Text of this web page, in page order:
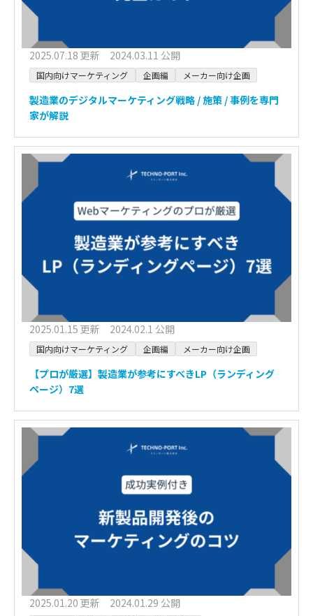
2025.07.18 更新 2024.03.11 公開
国内向けマーケティング 企画編 メーカー向け企画
製造業のデジタルマーケティング戦略 / 施策 / 事例を専門
家が解説
2025.01.15 更新 2024.02.1 公開
国内向けマーケティング 企画編 メーカー向け企画
【プロが厳選】製造業が参考にすべきLP（ランディング
ページ）7選
2025.01.20 更新 2024.01.29 公開